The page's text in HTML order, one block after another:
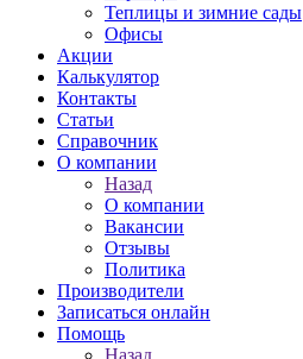
Теплицы и зимние сады
Офисы
Акции
Калькулятор
Контакты
Статьи
Справочник
О компании
Назад
О компании
Вакансии
Отзывы
Политика
Производители
Записаться онлайн
Помощь
Назад